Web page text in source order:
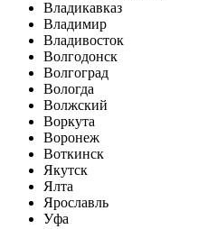
Владикавказ
Владимир
Владивосток
Волгодонск
Волгоград
Вологда
Волжский
Воркута
Воронеж
Воткинск
Якутск
Ялта
Ярославль
Уфа